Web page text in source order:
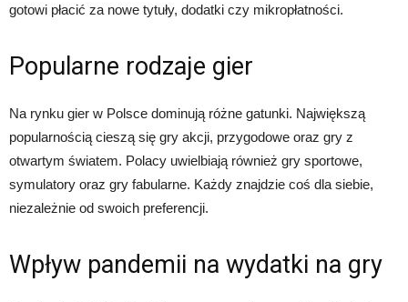
gotowi płacić za nowe tytuły, dodatki czy mikropłatności.
Popularne rodzaje gier
Na rynku gier w Polsce dominują różne gatunki. Największą
popularnością cieszą się gry akcji, przygodowe oraz gry z
otwartym światem. Polacy uwielbiają również gry sportowe,
symulatory oraz gry fabularne. Każdy znajdzie coś dla siebie,
niezależnie od swoich preferencji.
Wpływ pandemii na wydatki na gry